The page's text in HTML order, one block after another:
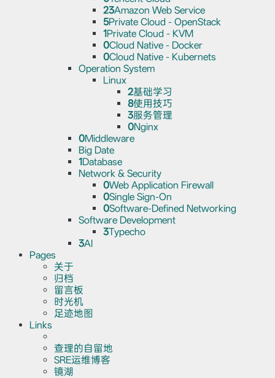
23Amazon Web Service
5Private Cloud - OpenStack
1Private Cloud - KVM
0Cloud Native - Docker
0Cloud Native - Kubernets
Operation System
Linux
2基础学习
8使用技巧
3服务管理
0Nginx
0Middleware
Big Date
1Database
Network & Security
0Web Application Firewall
0Single Sign-On
0Software-Defined Networking
Software Development
3Typecho
3AI
Pages
关于
归档
留言板
时光机
足迹地图
Links
查理的自留地
SRE运维博客
镜湖